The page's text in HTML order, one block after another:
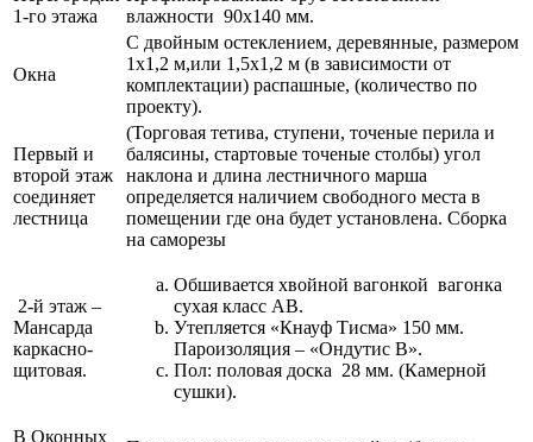
1-го этажа
влажности 90х140 мм.
Окна
С двойным остеклением, деревянные, размером
1х1,2 м,или 1,5х1,2 м (в зависимости от
комплектации) распашные, (количество по
проекту).
Первый и
второй этаж
соединяет
лестница
(Торговая тетива, ступени, точеные перила и
балясины, стартовые точеные столбы) угол
наклона и длина лестничного марша
определяется наличием свободного места в
помещении где она будет установлена. Сборка
на саморезы
2-й этаж –
Мансарда
каркасно-
щитовая.
Обшивается хвойной вагонкой вагонка
сухая класс АВ.
Утепляется «Кнауф Тисма» 150 мм.
Пароизоляция – «Ондутис В».
Пол: половая доска 28 мм. (Камерной
сушки).
В Оконных